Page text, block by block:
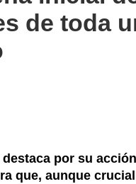
de toda
por su
que, aunque